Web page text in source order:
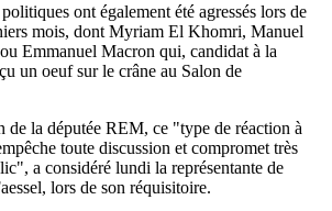
ont également été agressés lors de
mois, dont Myriam El Khomri, Manuel
Emmanuel Macron qui, candidat à la
un oeuf sur le crâne au Salon de
de la députée REM, ce "type de réaction à
toute discussion et compromet très
a considéré lundi la représentante de
lors de son réquisitoire.